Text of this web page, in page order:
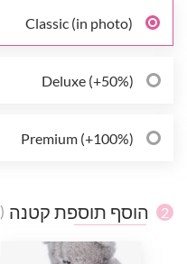
Classic (in photo)
Deluxe (+50%)
Premium (+100%)
2 הוסף תוספת קטנה